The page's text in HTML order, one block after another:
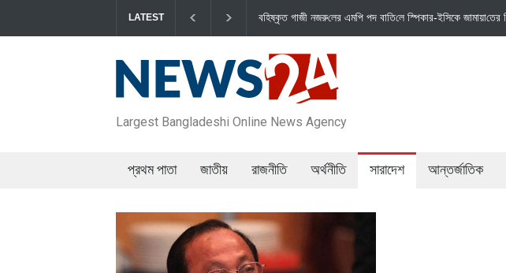
LATEST
বহিষ্কৃত গাজী নজরু‌লের এম‌পি পদ বা‌তি‌লে স্পিকার-ইসিকে জামায়া‌তের চি‌ঠি জামায়াত এমপি গাজী নজরুল ইসলামকে দল
15
Largest Bangladeshi Online News Agency
প্রথম পাতা জাতীয় রাজনীতি অর্থনীতি সারাদেশ আন্তর্জাতিক